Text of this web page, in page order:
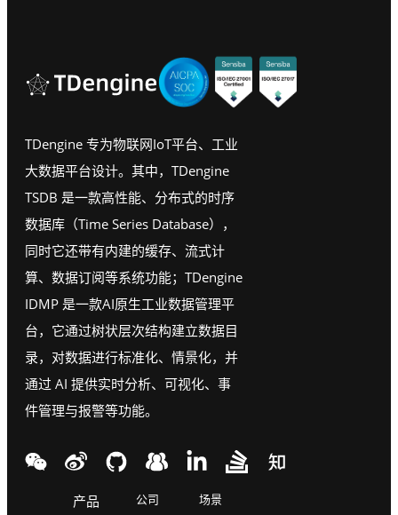
TDengine 专为物联网IoT平台、工业
大数据平台设计。其中，TDengine
TSDB 是一款高性能、分布式的时序
数据库（Time Series Database），
同时它还带有内建的缓存、流式计
算、数据订阅等系统功能；TDengine
IDMP 是一款AI原生工业数据管理平
台，它通过树状层次结构建立数据目
录，对数据进行标准化、情景化，并
通过 AI 提供实时分析、可视化、事
件管理与报警等功能。
产品
公司
场景